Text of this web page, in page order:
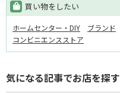
買い物をしたい
ホームセンター・DIY
ブランド
コンビニエンスストア
気になる記事でお店を探す